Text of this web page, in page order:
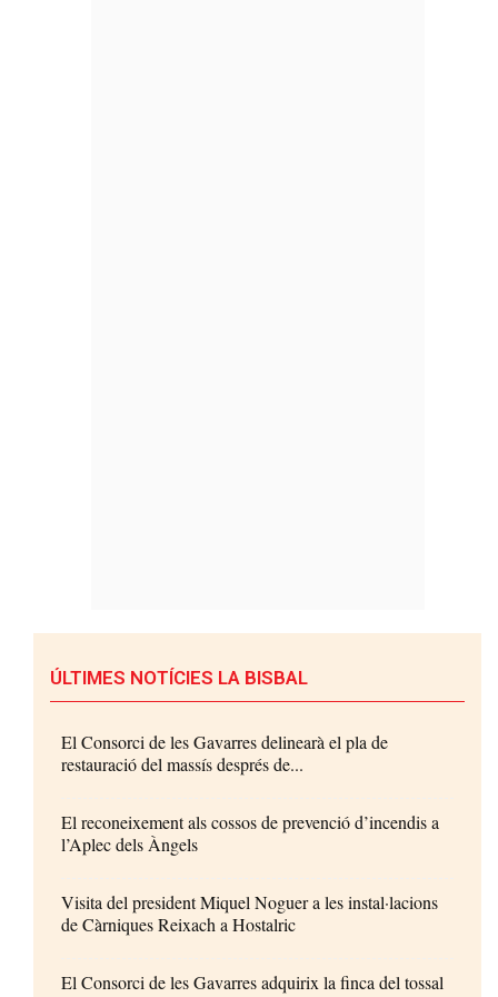
ÚLTIMES NOTÍCIES LA BISBAL
El Consorci de les Gavarres delinearà el pla de
restauració del massís després de...
El reconeixement als cossos de prevenció d’incendis a
l’Aplec dels Àngels
Visita del president Miquel Noguer a les instal·lacions
de Càrniques Reixach a Hostalric
El Consorci de les Gavarres adquirix la finca del tossal